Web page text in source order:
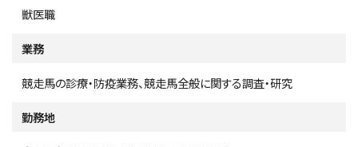
獣医職
業務
競走馬の診療・防疫業務、競走馬全般に関する調査・研究
勤務地